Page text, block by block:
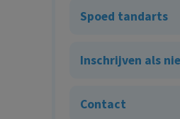
Spoed tandarts
Inschrijven als
Contact